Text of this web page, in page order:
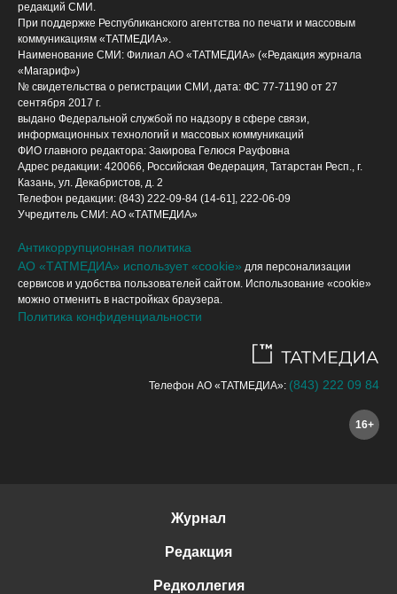
редакций СМИ.
При поддержке Республиканского агентства по печати и массовым
коммуникациям «ТАТМЕДИА».
Наименование СМИ: Филиал АО «ТАТМЕДИА» («Редакция журнала
«Магариф»)
№ свидетельства о регистрации СМИ, дата: ФС 77-71190 от 27
сентября 2017 г.
выдано Федеральной службой по надзору в сфере связи,
информационных технологий и массовых коммуникаций
ФИО главного редактора: Закирова Гелюся Рауфовна
Адрес редакции: 420066, Российская Федерация, Татарстан Респ., г.
Казань, ул. Декабристов, д. 2
Телефон редакции: (843) 222-09-84 (14-61], 222-06-09
Учредитель СМИ: АО «ТАТМЕДИА»
Антикоррупционная политика
АО «ТАТМЕДИА» использует «cookie» для персонализации
сервисов и удобства пользователей сайтом. Использование «cookie»
можно отменить в настройках браузера.
Политика конфиденциальности
Телефон АО «ТАТМЕДИА»: (843) 222 09 84
16+
Журнал
Редакция
Редколлегия